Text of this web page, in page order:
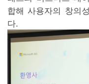
합해 사용자의 창의
다.